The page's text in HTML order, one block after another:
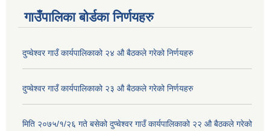
गाउँपालिका बोर्डका निर्णयहरु
दुप्चेश्वर गाउँ कार्यपालिकाको २४ औ बैठकले गरेको निर्णयहरु
दुप्चेश्वर गाउँ कार्यपालिकाको २३ औ बैठकले गरेको निर्णयहरु
मिति २०७५/१/२६ गते बसेको दुप्चेश्वर गाउँ कार्यपालिकाको २२ औ बैठकले गरेको